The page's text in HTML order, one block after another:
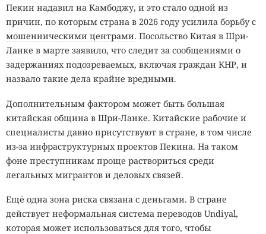
Пекин надавил на Камбоджу, и это стало одной из
причин, по которым страна в 2026 году усилила борьбу с
мошенническими центрами. Посольство Китая в Шри-
Ланке в марте заявило, что следит за сообщениями о
задержаниях подозреваемых, включая граждан КНР, и
назвало такие дела крайне вредными.
Дополнительным фактором может быть большая
китайская община в Шри-Ланке. Китайские рабочие и
специалисты давно присутствуют в стране, в том числе
из-за инфраструктурных проектов Пекина. На таком
фоне преступникам проще раствориться среди
легальных мигрантов и деловых связей.
Ещё одна зона риска связана с деньгами. В стране
действует неформальная система переводов Undiyal,
которая может использоваться для того, чтобы